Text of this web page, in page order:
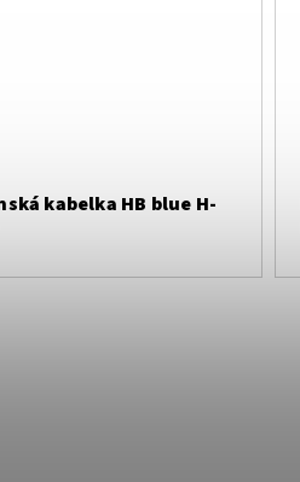
kabelka HB blue H-